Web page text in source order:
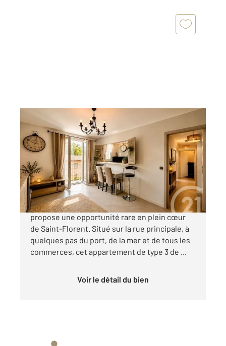
ST FLORENT 202
55 m2, 3 pièces
Ref : 380
Appartement F3 à vendre
188 000 €
Votre agence Century 21 Dary Immobilier vous
propose une opportunité rare en plein cœur
de Saint-Florent. Situé sur la rue principale, à
quelques pas du port, de la mer et de tous les
commerces, cet appartement de type 3 de ...
Voir le détail du bien